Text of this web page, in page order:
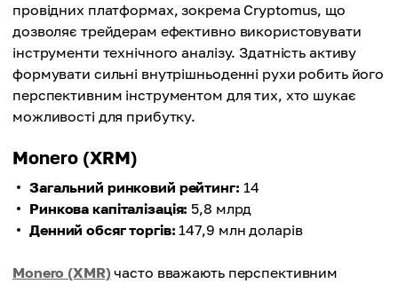
провідних платформах, зокрема Cryptomus, що
дозволяє трейдерам ефективно використовувати
інструменти технічного аналізу. Здатність активу
формувати сильні внутрішньоденні рухи робить його
перспективним інструментом для тих, хто шукає
можливості для прибутку.
Monero (XRM)
Загальний ринковий рейтинг: 14
Ринкова капіталізація: 5,8 млрд
Денний обсяг торгів: 147,9 млн доларів
Monero (XMR) часто вважають перспективним